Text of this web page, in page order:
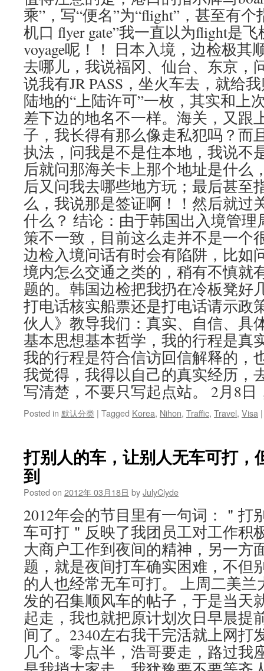
乘”，写“便名”为“flight”，甚至有
机口 flyer gate”我一直以为flight是
voyage呢！！ 日本入境，边检极其
去哪儿，我说福冈、仙台、东京，
说我有JR PASS，坐火车去，就给
陆地的“上陆许可”一枚，其实和上
差下边的地名不一样。海关，又跟
子，我长得有那么像走私犯吗？而
执法，问我是不是住本地，我说不
后就问那海关卡上那个地址是什么
后又问我去哪些地方玩；最后甚至
么，我说那是签证啊！！然后就过
什么？ 结论：由于韩国出入境管
策不一致，目前这么走并不是一个
边检入境问话有时会有陷阱，比如
境内怎么交通之类的，稍有不慎就
题的。韩国边检把我扔在冷板凳好
打电话核实船票还是打电话请示
伙人》教导我们：真实、自信、具
基本思想基本哲学，我的行程是真
我的行程是符合信访回信解释的，
我觉得，我得以自己的真实经历，
写清楚，不要只写起点站。 2月8日
Posted in 默认分类 | Tagged Korea, Nihon, Traffic, Travel, Visa |
打别人的车，让别人无车可打，
到
Posted on 2012年 03月18日 byJulyClyde
2012年会的节目里有一句词：＂打
车可打＂反映了我团员工对工作积
大商户工作到夜间的精神，另一方
题，就是夜间打车确实困难，不但
的人也经常无车可打。 上周二美
发的召集顺风车的帖子，于是当天
起走，我也就把原计划次日早晨提
间了。2340左右我干完活就上网打
几个。零点半，浩哥要走，路过我